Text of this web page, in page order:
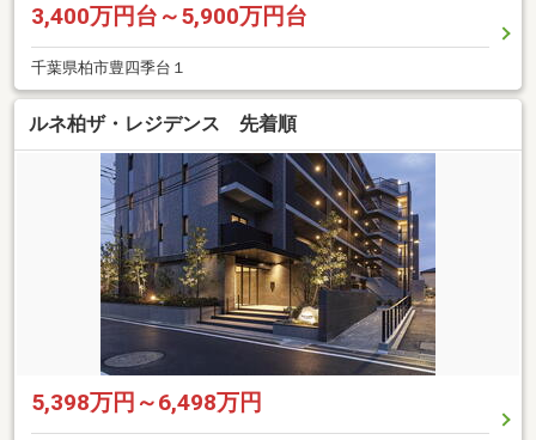
3,400万円台～5,900万円台
千葉県柏市豊四季台１
ルネ柏ザ・レジデンス 先着順
5,398万円～6,498万円